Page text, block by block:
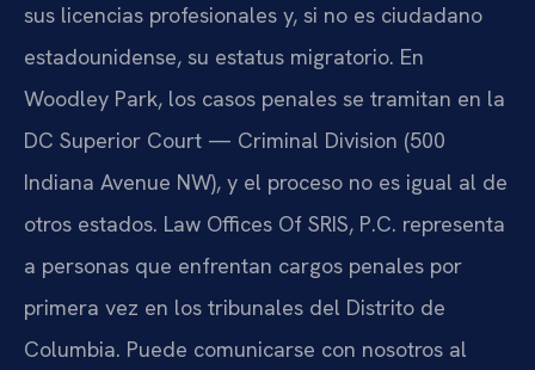
sus licencias profesionales y, si no es ciudadano
estadounidense, su estatus migratorio. En
Woodley Park, los casos penales se tramitan en la
DC Superior Court — Criminal Division (500
Indiana Avenue NW), y el proceso no es igual al de
otros estados. Law Offices Of SRIS, P.C. representa
a personas que enfrentan cargos penales por
primera vez en los tribunales del Distrito de
Columbia. Puede comunicarse con nosotros al